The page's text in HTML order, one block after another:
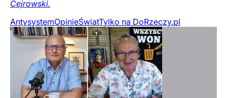
Cejrowski.
AntysystemOpinieŚwiatTylko na DoRzeczy.pl